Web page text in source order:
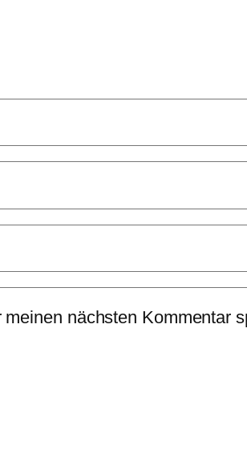
nächsten Kommentar